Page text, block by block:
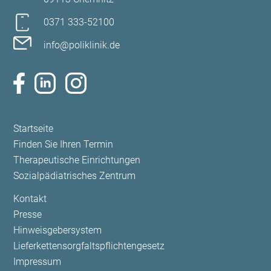
0371 333-52100
info@poliklinik.de
Navigation
überspringen
Startseite
Finden Sie Ihren Termin
Therapeutische Einrichtungen
Sozialpädiatrisches Zentrum
Navigation
überspringen
Kontakt
Presse
Hinweisgebersystem
Lieferkettensorgfaltspflichtengesetz
Impressum